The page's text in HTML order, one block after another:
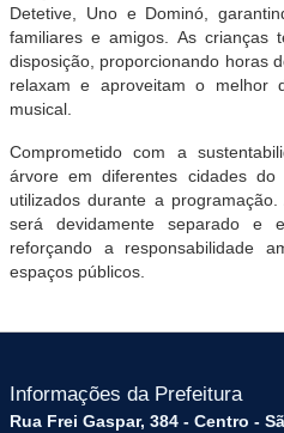
Detetive, Uno e Dominó,
familiares e amigos. As crianças
disposição, proporcionando horas
relaxam e aproveitam o melhor
musical.
Comprometido com a
árvore em diferentes cidades
utilizados durante a
será devidamente separado e
reforçando a responsabilidade
espaços públicos.
Informações da Prefeitura
Rua Frei Gaspar, 384 - Centro -